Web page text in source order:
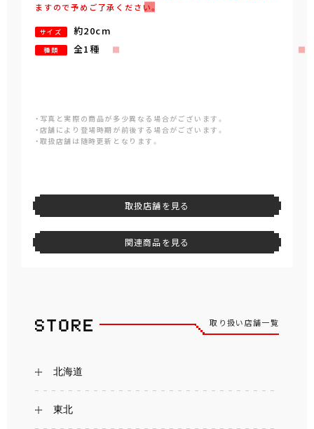
ますので予めご了承ください。
サイズ 約20cm
種類 全1種
・写真と実際の商品が多少異なる場合がございます。
・店舗により登場時期が前後する場合がございます。
・取扱店舗は随時更新となります。
取扱店舗を見る
関連商品を見る
取り扱い店舗一覧
北海道
東北